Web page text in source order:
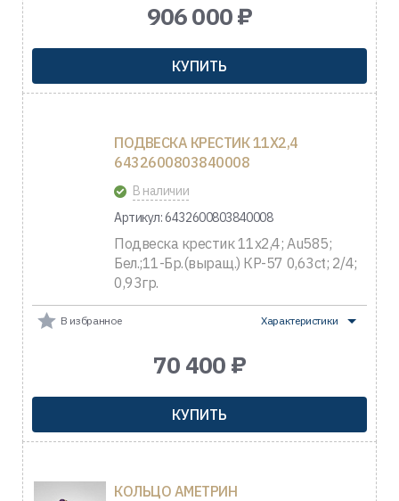
906 000 ₽
КУПИТЬ
ПОДВЕСКА КРЕСТИК 11Х2,4
6432600803840008
В наличии
Артикул: 6432600803840008
Подвеска крестик 11х2,4; Au585;
Бел.;11-Бр.(выращ.) КР-57 0,63ct; 2/4;
0,93гр.
В избранное Характеристики
70 400 ₽
КУПИТЬ
КОЛЬЦО АМЕТРИН